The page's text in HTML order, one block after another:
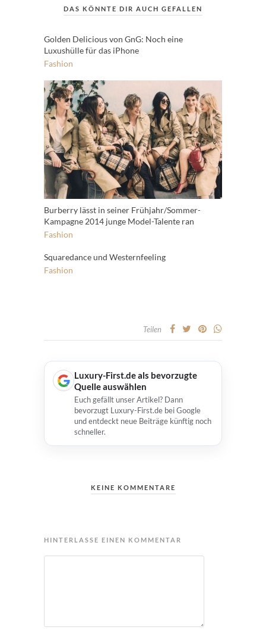
DAS KÖNNTE DIR AUCH GEFALLEN
Golden Delicious von GnG: Noch eine
Luxushülle für das iPhone
Fashion
Burberry lässt in seiner Frühjahr/Sommer-
Kampagne 2014 junge Model-Talente ran
Fashion
Squaredance und Westernfeeling
Fashion
Teilen
Luxury-First.de als bevorzugte
Quelle auswählen
Euch gefällt unser Artikel? Dann
bevorzugt Luxury-First.de bei Google
und entdeckt neue Beiträge künftig noch
schneller.
KEINE KOMMENTARE
HINTERLASSE EINEN KOMMENTAR